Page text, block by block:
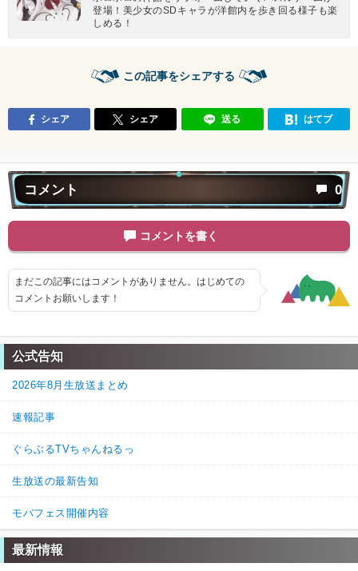
登場！美少女のSDキャラが洋館内を歩き回る様子も楽
しめる！
この記事をシェアする
シェア シェア 送る はてブ
コメント 0
コメントを書く
まだこの記事にはコメントがありません。はじめての
コメントお願いします！
公式告知
2026年8月生放送まとめ
速報記事
ぐらぶるTVちゃんねるっ
生放送の最新告知
モバフェス開催内容
最新情報